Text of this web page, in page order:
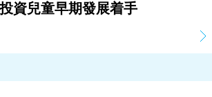
資兒童早期發展着手